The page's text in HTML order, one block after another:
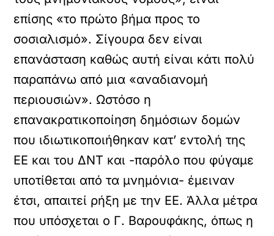
επίσης «το πρώτο βήμα προς το
σοσιαλισμό». Σίγουρα δεν είναι
επανάσταση καθώς αυτή είναι κάτι πολύ
παραπάνω από μια «αναδιανομή
περιουσιών». Ωστόσο η
επανακρατικοποίηση δημόσιων δομών
που ιδιωτικοποιήθηκαν κατ’ εντολή της
ΕΕ και του ΔΝΤ και -παρόλο που φύγαμε
υποτίθεται από τα μνημόνια- έμειναν
έτσι, απαιτεί ρήξη με την ΕΕ. Άλλα μέτρα
που υπόσχεται ο Γ. Βαρουφάκης, όπως η